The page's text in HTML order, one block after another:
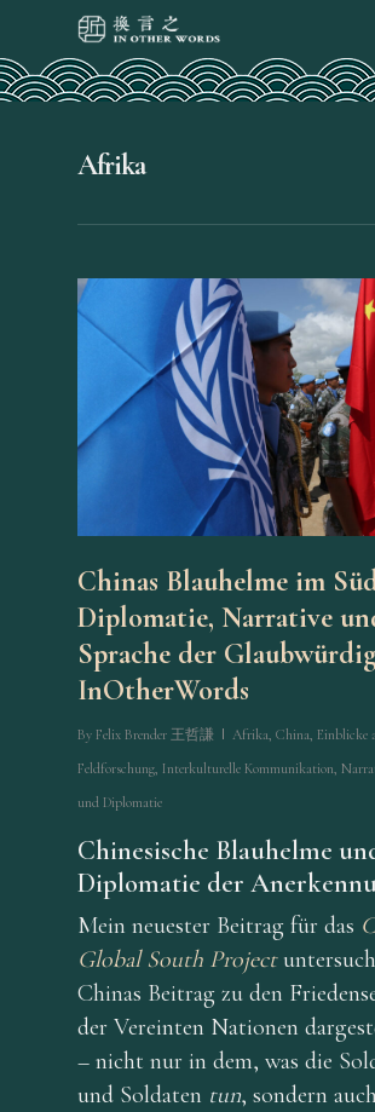
Afrika
Chinas Blauhelme im
Diplomatie, Narrative
Sprache der
InOtherWords
By Felix Brender 王哲謙 Afrika, China, Einblicke
Feldforschung, Interkulturelle Kommunikation,
und Diplomatie
Chinesische Blauhelme
Diplomatie der
Mein neuester Beitrag für das
Global South Project
Chinas Beitrag zu den
der Vereinten Nationen
– nicht nur in dem, was die
und Soldaten tun, sondern